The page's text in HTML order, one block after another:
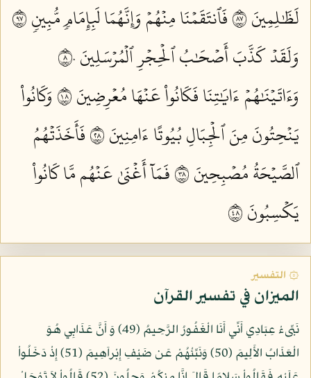
لَظَٰلِمِينَ ٧٨
فَٱنتَقَمۡنَا مِنۡهُمۡ وَإِنَّهُمَا لَبِإِمَامٖ مُّبِينٖ ٧٩
وَلَقَدۡ كَذَّبَ أَصۡحَٰبُ ٱلۡحِجۡرِ ٱلۡمُرۡسَلِينَ ٨٠
وَءَاتَيۡنَٰهُمۡ ءَايَٰتِنَا فَكَانُواْ عَنۡهَا مُعۡرِضِينَ ٨١
وَكَانُواْ
يَنۡحِتُونَ مِنَ ٱلۡجِبَالِ بُيُوتًا ءَامِنِينَ ٨٢
فَأَخَذَتۡهُمُ
ٱلصَّيۡحَةُ مُصۡبِحِينَ ٨٣
فَمَآ أَغۡنَىٰ عَنۡهُم مَّا كَانُواْ
يَكۡسِبُونَ ٨٤
۞ التفسير
الميزان في تفسير القرآن
نَبِّىءْ عِبَادِي أَنِّي أَنَا الْغَفُورُ الرَّحِيمُ (49) وَ أَنَّ عَذَابِي هُوَ
الْعَذَابُ الأَلِيمَ (50) وَنَبِّئْهُمْ عَن ضَيْفِ إِبْراَهِيمَ (51) إِذْ دَخَلُواْ